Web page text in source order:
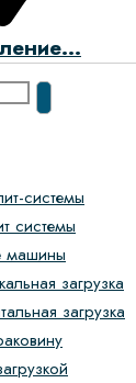
системы
системы
машины
загрузка
загрузка